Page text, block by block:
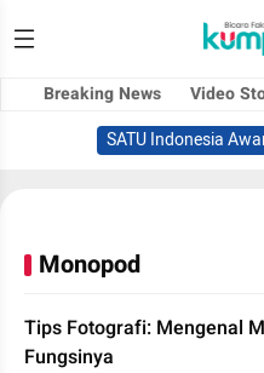
Breaking News Video
SATU Indonesia
Monopod
Tips Fotografi: Mengenal
Fungsinya